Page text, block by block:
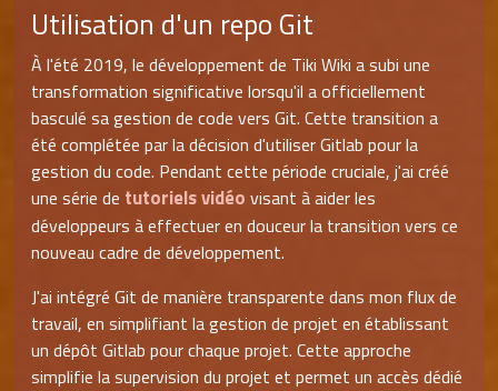
Utilisation d'un repo Git
À l'été 2019, le développement de Tiki Wiki a subi une
transformation significative lorsqu'il a officiellement
basculé sa gestion de code vers Git. Cette transition a
été complétée par la décision d'utiliser Gitlab pour la
gestion du code. Pendant cette période cruciale, j'ai créé
une série de tutoriels vidéo visant à aider les
développeurs à effectuer en douceur la transition vers ce
nouveau cadre de développement.
J'ai intégré Git de manière transparente dans mon flux de
travail, en simplifiant la gestion de projet en établissant
un dépôt Gitlab pour chaque projet. Cette approche
simplifie la supervision du projet et permet un accès dédié